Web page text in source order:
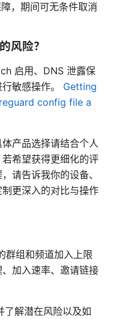
，期间可无条件取消
风险？
启用、DNS 泄露保
敏感操作。 Getting
config file a
产品选择请结合个人
希望获得更细化的评
请告诉我你的设备、
更深入的对比与操作
群组和频道加入上限
加入速率、邀请链接
解潜在风险以及如